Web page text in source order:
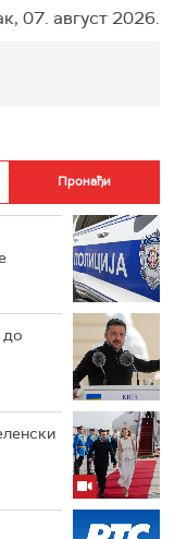
07. август 2026.
до